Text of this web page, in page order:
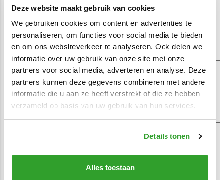
Deze website maakt gebruik van cookies
We gebruiken cookies om content en advertenties te
personaliseren, om functies voor social media te bieden
en om ons websiteverkeer te analyseren. Ook delen we
informatie over uw gebruik van onze site met onze
partners voor social media, adverteren en analyse. Deze
partners kunnen deze gegevens combineren met andere
informatie die u aan ze heeft verstrekt of die ze hebben
verzameld op basis van uw gebruik van hun services.
Details tonen
Alles toestaan
Verbonden Teamspirit